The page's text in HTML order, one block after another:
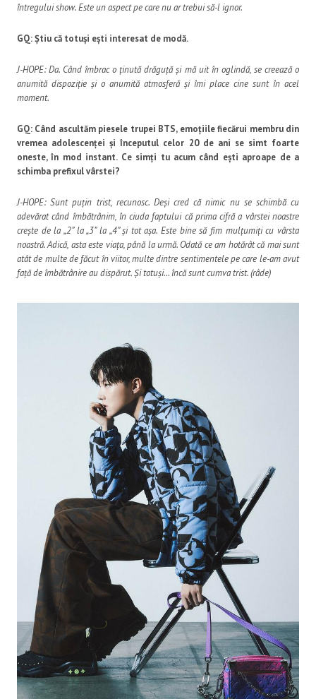
întregului show. Este un aspect pe care nu ar trebui să-l ignor.
GQ: Știu că totuși ești interesat de modă.
J-HOPE: Da. Când îmbrac o ținută drăguță și mă uit în oglindă, se creează o
anumită dispoziție și o anumită atmosferă și îmi place cine sunt în acel
moment.
GQ: Când ascultăm piesele trupei BTS, emoțiile fiecărui membru din
vremea adolescenței și începutul celor 20 de ani se simt foarte
oneste, în mod instant. Ce simți tu acum când ești aproape de a
schimba prefixul vârstei?
J-HOPE: Sunt puțin trist, recunosc. Deși cred că nimic nu se schimbă cu
adevărat când îmbătrânim, în ciuda faptului că prima cifră a vârstei noastre
crește de la „2” la „3” la „4” și tot așa. Este bine să fim mulțumiți cu vârsta
noastră. Adică, asta este viața, până la urmă. Odată ce am hotărât că mai sunt
atât de multe de făcut în viitor, multe dintre sentimentele pe care le-am avut
față de îmbătrânire au dispărut. Și totuși… încă sunt cumva trist. (râde)